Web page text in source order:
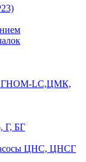
ГНОМ-LC,ЦМК,
Г, БГ
ЦНС, ЦНСГ